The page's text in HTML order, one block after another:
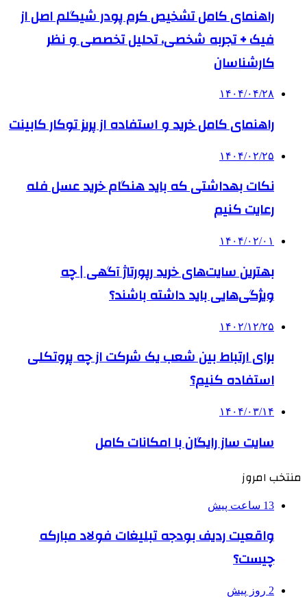
راهنمای کامل تشخیص کرم پودر شیگلم اصل از
فیک + تجربه شخصی، تحلیل تخصصی و نظر
کارشناسان
۱۴۰۴/۰۴/۲۸
راهنمای کامل خرید و استفاده از پریز توکار کابینت
۱۴۰۴/۰۲/۲۵
نکات بهداشتی که باید هنگام خرید عسل فله
رعایت کنیم
۱۴۰۴/۰۲/۰۱
بهترین سایت‌های خرید رپورتاژ آگهی | چه
ویژگی‌هایی باید داشته باشند؟
۱۴۰۲/۱۲/۲۵
برای ارتباط بین شعب یک شرکت از چه پروتکلی
استفاده کنیم؟
۱۴۰۴/۰۳/۱۴
سایت ساز رایگان با امکانات کامل
منتخب امروز
13 ساعت پیش
واقعیت ردیف بودجه تبلیغات فولاد مبارکه
چیست؟
2 روز پیش